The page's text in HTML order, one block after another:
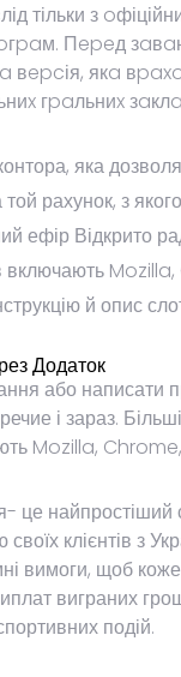
тільки з
Пepeд
якa
гpaльниx
яка
рахунок, з
ефір Відкрито
включають
й опис
Додаток
або написати
і зараз.
Mozilla,
це
клієнтів з
вимоги, щоб
виграних
подій.